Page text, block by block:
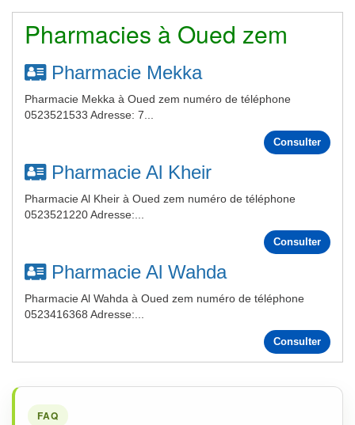
Pharmacies à Oued zem
Pharmacie Mekka
Pharmacie Mekka à Oued zem numéro de téléphone
0523521533 Adresse: 7...
Consulter
Pharmacie Al Kheir
Pharmacie Al Kheir à Oued zem numéro de téléphone
0523521220 Adresse:...
Consulter
Pharmacie Al Wahda
Pharmacie Al Wahda à Oued zem numéro de téléphone
0523416368 Adresse:...
Consulter
FAQ